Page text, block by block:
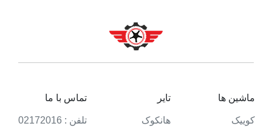
ماشین ها
کوییک
تایر
هانکوک
تماس با ما
تلفن : 02172016